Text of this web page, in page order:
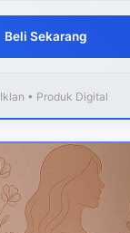
Beli Sekarang
Iklan • Produk Digital